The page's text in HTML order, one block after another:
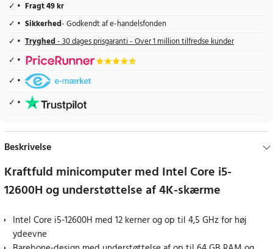
Fragt 49 kr
Sikkerhed- Godkendt af e-handelsfonden
Tryghed- 30 dages prisgaranti - Over 1 million tilfredse kunder
Beskrivelse
Kraftfuld minicomputer med Intel Core i5-
12600H og understøttelse af 4K-skærme
Intel Core i5-12600H med 12 kerner og op til 4,5 GHz for høj
ydeevne